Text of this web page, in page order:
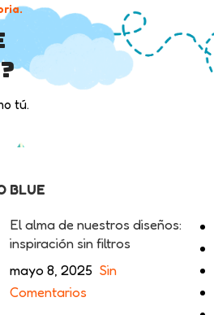
tú.
BLUE
El alma de nuestros diseños:
inspiración sin filtros
mayo 8, 2025 Sin
Comentarios